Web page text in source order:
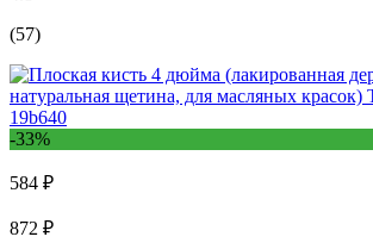
(57)
-33%
584 ₽
872 ₽